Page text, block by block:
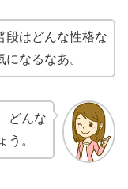
段はどんな性格な
なるなあ。
どんな
う。